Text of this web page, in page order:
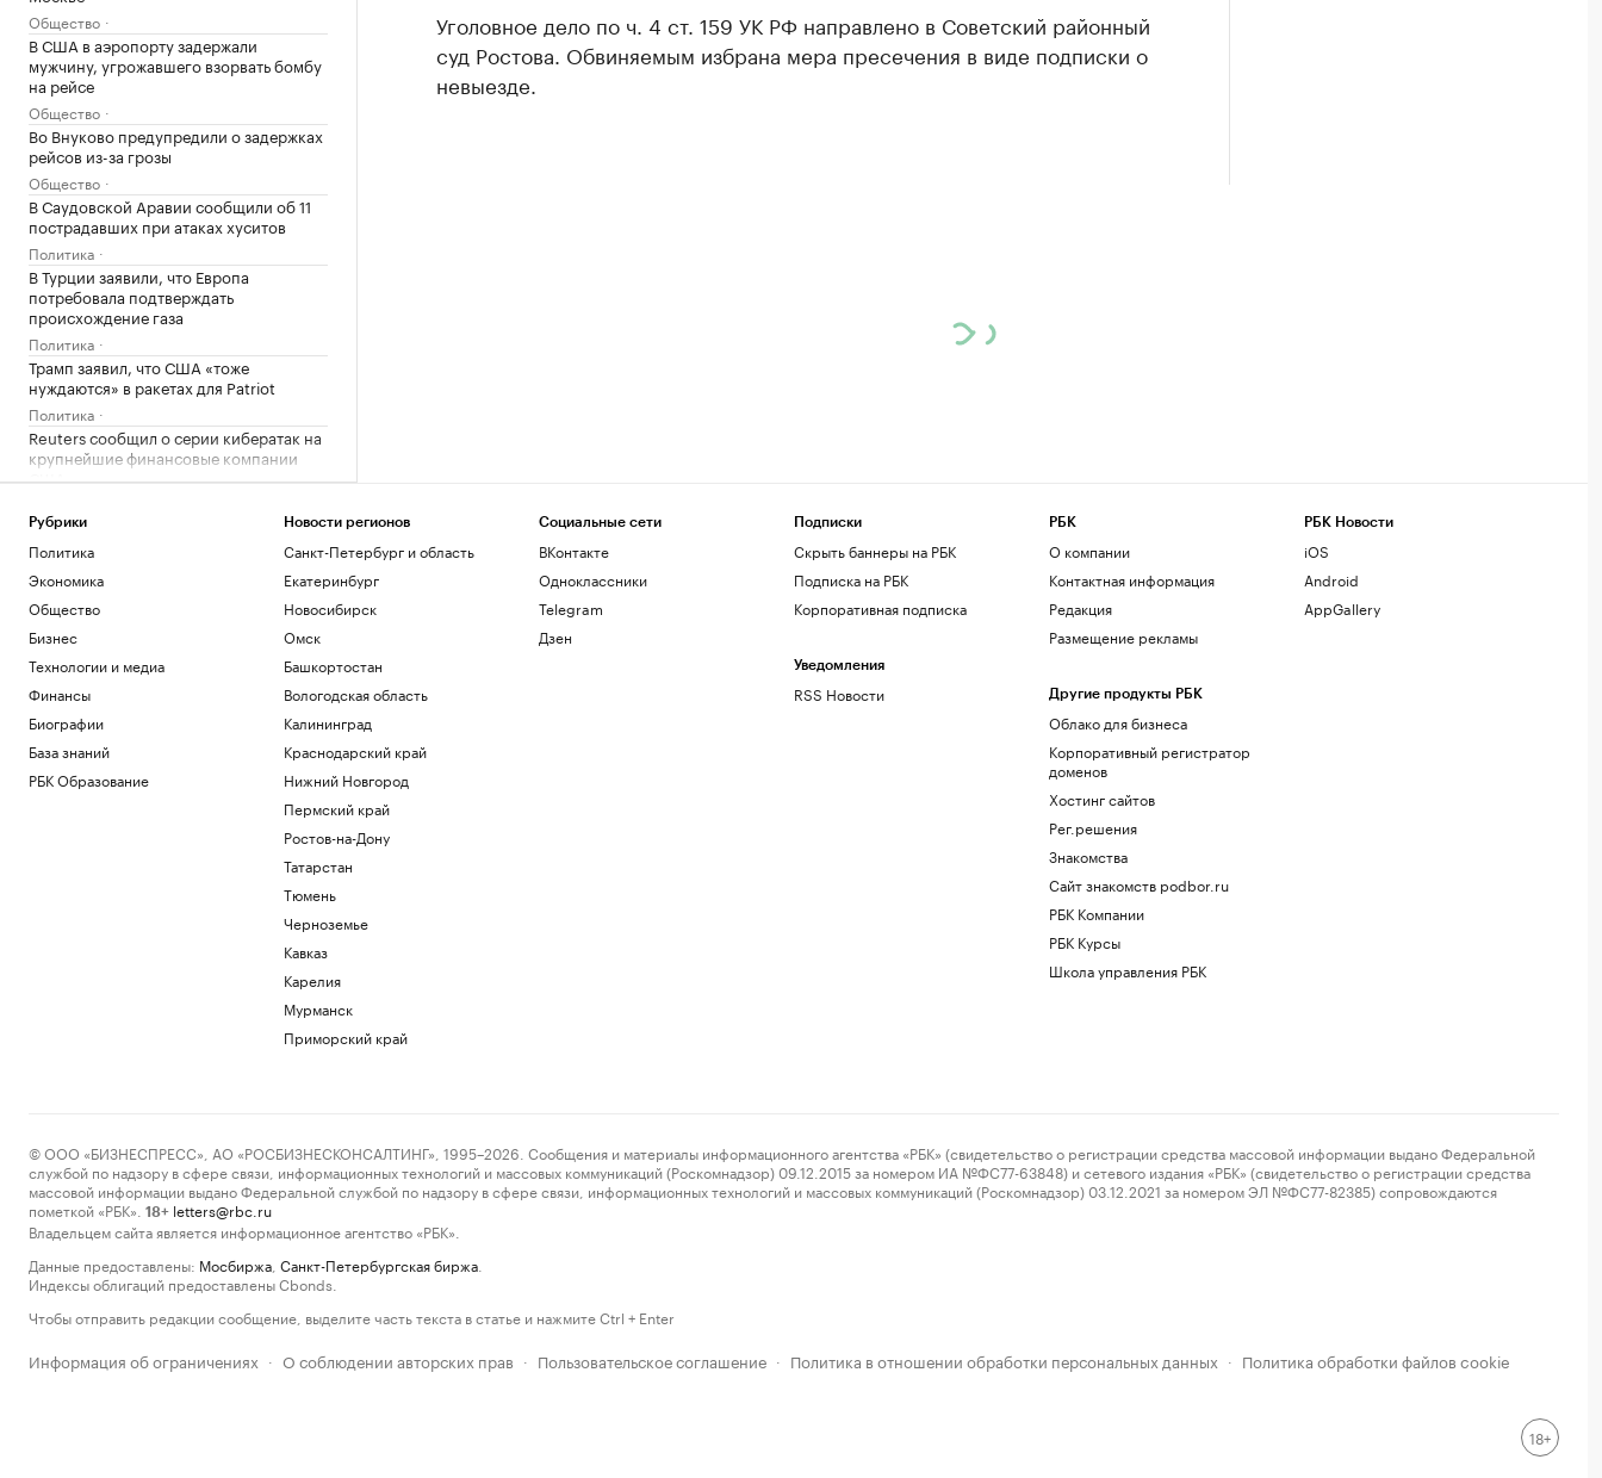
Общество
В США в аэропорту задержали
мужчину, угрожавшего взорвать бомбу
на рейсе
Общество
Во Внуково предупредили о задержках
рейсов из-за грозы
Общество
В Саудовской Аравии сообщили об 11
пострадавших при атаках хуситов
Политика
В Турции заявили, что Европа
потребовала подтверждать
происхождение газа
Политика
Трамп заявил, что США «тоже
нуждаются» в ракетах для Patriot
Политика
Reuters сообщил о серии кибератак на
крупнейшие финансовые компании
США
Трамп подписал указы,
ограничивающие право на
Политика
В Пензенской области ввели план
«Ковер»
Политика
Четыре человека погибли при взрыве в
автобусе в Сирии
Общество
В Африке поддержали Инфантино
после скандала с продажей прав ЧМ
Уголовное дело по ч. 4 ст. 159 УК РФ направлено в Советский районный
суд Ростова. Обвиняемым избрана мера пресечения в виде подписки о
невыезде.
Рубрики
Политика
Экономика
Общество
Бизнес
Технологии и медиа
Финансы
Биографии
База знаний
РБК Образование
Новости регионов
Санкт-Петербург и область
Екатеринбург
Новосибирск
Омск
Башкортостан
Вологодская область
Калининград
Краснодарский край
Нижний Новгород
Пермский край
Ростов-на-Дону
Татарстан
Тюмень
Черноземье
Кавказ
Карелия
Мурманск
Приморский край
Социальные сети
ВКонтакте
Одноклассники
Telegram
Дзен
Подписки
Скрыть баннеры на РБК
Подписка на РБК
Корпоративная подписка
Уведомления
RSS Новости
РБК
О компании
Контактная информация
Редакция
Размещение рекламы
Другие продукты РБК
Облако для бизнеса
Корпоративный регистратор
доменов
Хостинг сайтов
Рег.решения
Знакомства
Сайт знакомств podbor.ru
РБК Компании
РБК Курсы
Школа управления РБК
РБК Новости
iOS
Android
AppGallery
© ООО «БИЗНЕСПРЕСС», АО «РОСБИЗНЕСКОНСАЛТИНГ», 1995–2026. Сообщения и материалы информационного агентства «РБК» (свидетельство о регистрации средства массовой информации выдано Федеральной
службой по надзору в сфере связи, информационных технологий и массовых коммуникаций (Роскомнадзор) 09.12.2015 за номером ИА №ФС77-63848) и сетевого издания «РБК» (свидетельство о регистрации средства
массовой информации выдано Федеральной службой по надзору в сфере связи, информационных технологий и массовых коммуникаций (Роскомнадзор) 03.12.2021 за номером ЭЛ №ФС77-82385) сопровождаются
пометкой «РБК».
18+ letters@rbc.ru
Владельцем сайта является информационное агентство «РБК».
Данные предоставлены: Мосбиржа Санкт-Петербургская биржа
Индексы облигаций предоставлены Cbonds.
Чтобы отправить редакции сообщение, выделите часть текста в статье и нажмите Ctrl + Enter
Информация об ограничениях · О соблюдении авторских прав · Пользовательское соглашение · Политика в отношении обработки персональных данных · Политика обработки файлов cookie
18+